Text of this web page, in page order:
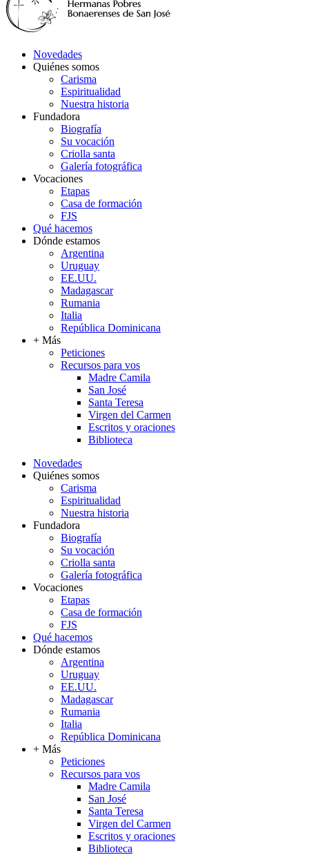
Novedades
Quiénes somos
Carisma
Espiritualidad
Nuestra historia
Fundadora
Biografía
Su vocación
Criolla santa
Galería fotográfica
Vocaciones
Etapas
Casa de formación
FJS
Qué hacemos
Dónde estamos
Argentina
Uruguay
EE.UU.
Madagascar
Rumania
Italia
República Dominicana
+ Más
Peticiones
Recursos para vos
Madre Camila
San José
Santa Teresa
Virgen del Carmen
Escritos y oraciones
Biblioteca
Novedades
Quiénes somos
Carisma
Espiritualidad
Nuestra historia
Fundadora
Biografía
Su vocación
Criolla santa
Galería fotográfica
Vocaciones
Etapas
Casa de formación
FJS
Qué hacemos
Dónde estamos
Argentina
Uruguay
EE.UU.
Madagascar
Rumania
Italia
República Dominicana
+ Más
Peticiones
Recursos para vos
Madre Camila
San José
Santa Teresa
Virgen del Carmen
Escritos y oraciones
Biblioteca